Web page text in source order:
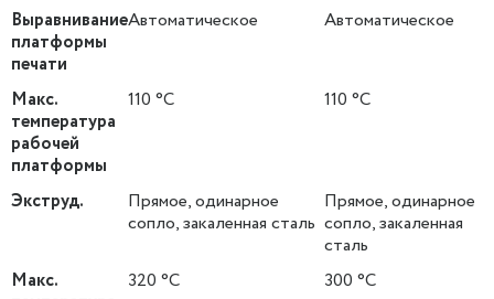
Выравнивание
платформы
печати
Автоматическое Автоматическое
Макс.
температура
рабочей
платформы
110 °C 110 °C
Экструд.
Прямое, одинарное
сопло, закаленная сталь
Прямое, одинарное
сопло, закаленная
сталь
Макс.
320 °C 300 °C